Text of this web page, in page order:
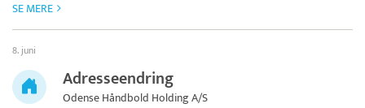
SE MERE
8. juni
Adresseendring
Odense Håndbold Holding A/S